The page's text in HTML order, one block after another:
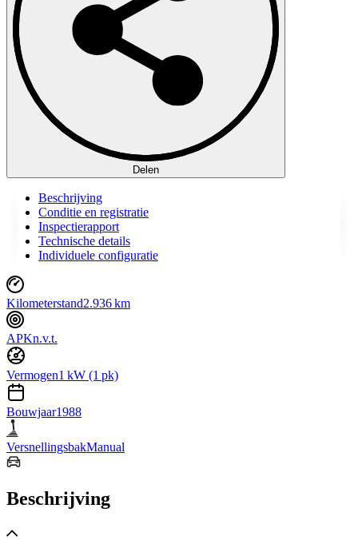
Delen
Beschrijving
Conditie en registratie
Inspectierapport
Technische details
Individuele configuratie
Kilometerstand2.936 km
APKn.v.t.
Vermogen1 kW (1 pk)
Bouwjaar1988
VersnellingsbakManual
Beschrijving